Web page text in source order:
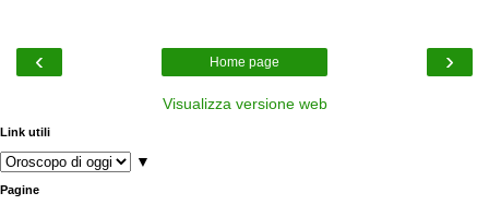
‹ ›
Home page
Visualizza versione web
Link utili
▼
Pagine